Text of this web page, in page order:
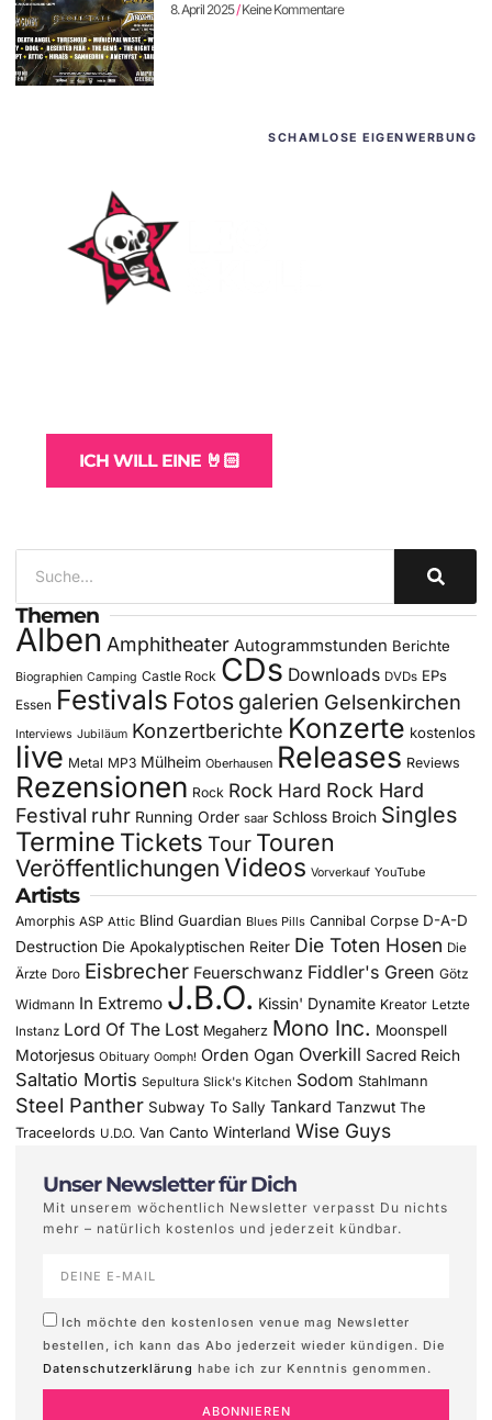
8. April 2025 Keine Kommentare
SCHAMLOSE EIGENWERBUNG
ICH WILL EINE 🤘🏻
Themen
Alben Amphitheater Autogrammstunden Berichte
Biographien Camping Castle Rock CDs Downloads DVDs EPs
Essen Festivals Fotos galerien Gelsenkirchen
Interviews Jubiläum Konzertberichte Konzerte kostenlos
live Metal MP3 Mülheim Oberhausen Releases Reviews
Rezensionen Rock Rock Hard Rock Hard
Festival ruhr Running Order saar Schloss Broich Singles
Termine Tickets Tour Touren
Veröffentlichungen Videos Vorverkauf YouTube
Artists
Amorphis ASP Attic Blind Guardian Blues Pills Cannibal Corpse D-A-D
Destruction Die Apokalyptischen Reiter Die Toten Hosen Die
Ärzte Doro Eisbrecher Feuerschwanz Fiddler's Green Götz
Widmann In Extremo J.B.O. Kissin' Dynamite Kreator Letzte
Instanz Lord Of The Lost Megaherz Mono Inc. Moonspell
Motorjesus Obituary Oomph! Orden Ogan Overkill Sacred Reich
Saltatio Mortis Sepultura Slick's Kitchen Sodom Stahlmann
Steel Panther Subway To Sally Tankard Tanzwut The
Traceelords U.D.O. Van Canto Winterland Wise Guys
Unser Newsletter für Dich
Mit unserem wöchentlich Newsletter verpasst Du nichts
mehr – natürlich kostenlos und jederzeit kündbar.
Ich möchte den kostenlosen venue mag Newsletter
bestellen, ich kann das Abo jederzeit wieder kündigen. Die
Datenschutzerklärung habe ich zur Kenntnis genommen.
ABONNIEREN